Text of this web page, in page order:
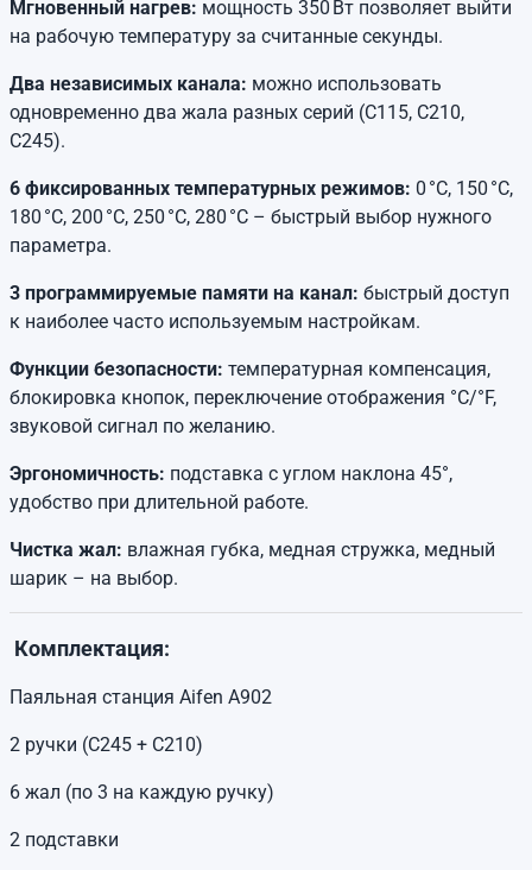
Мгновенный нагрев: мощность 350 Вт позволяет выйти
на рабочую температуру за считанные секунды.
Два независимых канала: можно использовать
одновременно два жала разных серий (C115, C210,
C245).
6 фиксированных температурных режимов: 0 °C, 150 °C,
180 °C, 200 °C, 250 °C, 280 °C – быстрый выбор нужного
параметра.
3 программируемые памяти на канал: быстрый доступ
к наиболее часто используемым настройкам.
Функции безопасности: температурная компенсация,
блокировка кнопок, переключение отображения °C/°F,
звуковой сигнал по желанию.
Эргономичность: подставка с углом наклона 45°,
удобство при длительной работе.
Чистка жал: влажная губка, медная стружка, медный
шарик – на выбор.
Комплектация:
Паяльная станция Aifen A902
2 ручки (C245 + C210)
6 жал (по 3 на каждую ручку)
2 подставки